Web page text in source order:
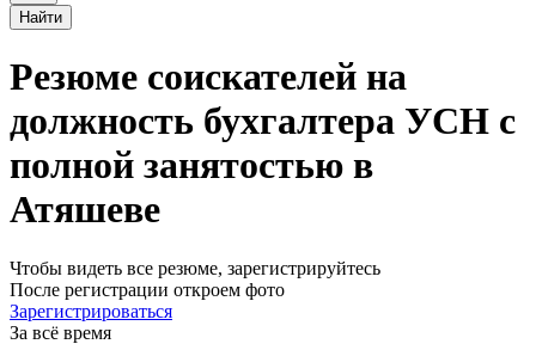
Найти
Резюме соискателей на
должность бухгалтера УСН с
полной занятостью в
Атяшеве
Чтобы видеть все резюме, зарегистрируйтесь
После регистрации откроем фото
Зарегистрироваться
За всё время